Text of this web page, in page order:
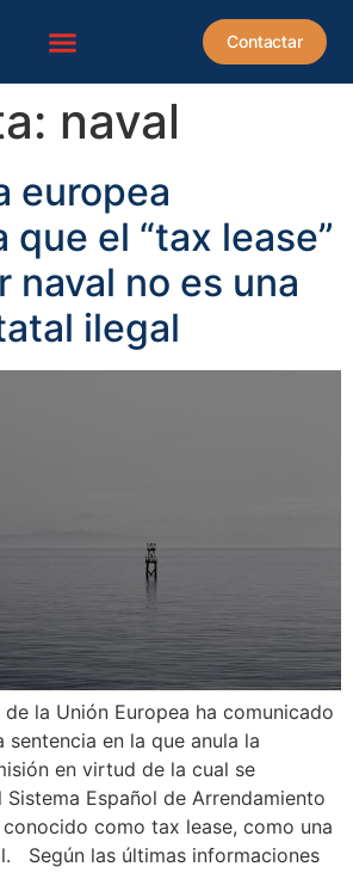
de herramientas
Contactar
naval
europea
el “tax lease”
naval no es una
ilegal
de la Unión Europea ha comunicado
en la que anula la
en virtud de la cual se
Español de Arrendamiento
conocido como tax lease, como una
Según las últimas informaciones